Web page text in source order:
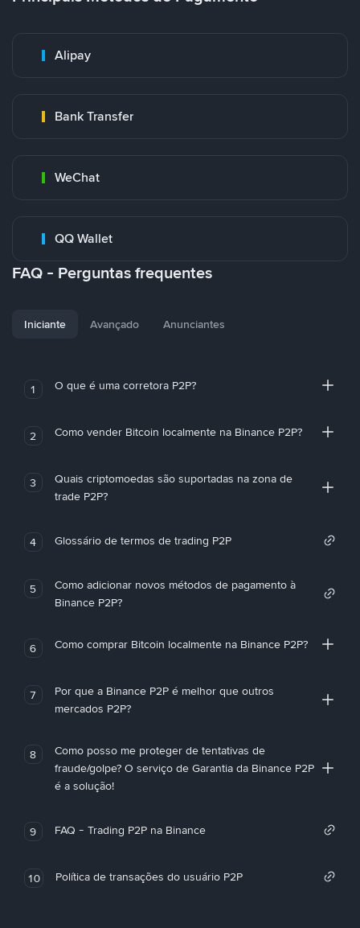
Alipay
Bank Transfer
WeChat
QQ Wallet
FAQ - Perguntas frequentes
Iniciante Avançado Anunciantes
1 O que é uma corretora P2P?
2 Como vender Bitcoin localmente na Binance P2P?
3
Quais criptomoedas são suportadas na zona de
trade P2P?
4 Glossário de termos de trading P2P
5
Como adicionar novos métodos de pagamento à
Binance P2P?
6 Como comprar Bitcoin localmente na Binance P2P?
7
Por que a Binance P2P é melhor que outros
mercados P2P?
8
Como posso me proteger de tentativas de
fraude/golpe? O serviço de Garantia da Binance P2P
é a solução!
9 FAQ - Trading P2P na Binance
10 Política de transações do usuário P2P